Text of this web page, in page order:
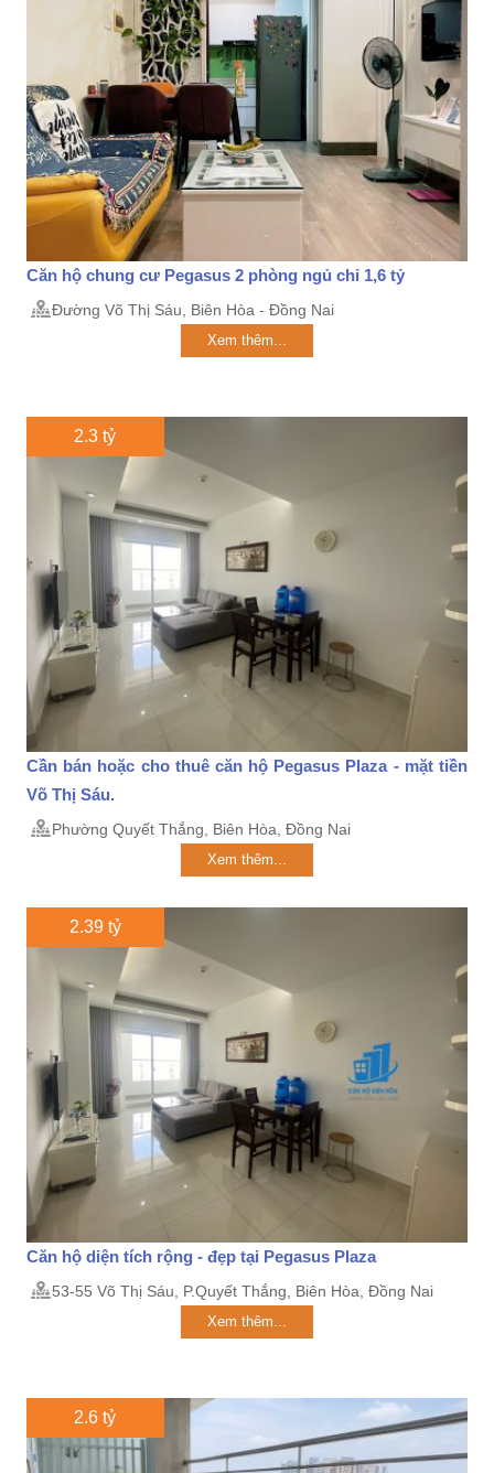
Căn hộ chung cư Pegasus 2 phòng ngủ chỉ 1,6 tỷ
Đường Võ Thị Sáu, Biên Hòa - Đồng Nai
Xem thêm...
2.3 tỷ
Cần bán hoặc cho thuê căn hộ Pegasus Plaza - mặt tiền
Võ Thị Sáu.
Phường Quyết Thắng, Biên Hòa, Đồng Nai
Xem thêm...
2.39 tỷ
Căn hộ diện tích rộng - đẹp tại Pegasus Plaza
53-55 Võ Thị Sáu, P.Quyết Thắng, Biên Hòa, Đồng Nai
Xem thêm...
2.6 tỷ